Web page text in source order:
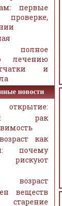
первые
лечению
и
новости
рак
как
почему
возраст
веществ